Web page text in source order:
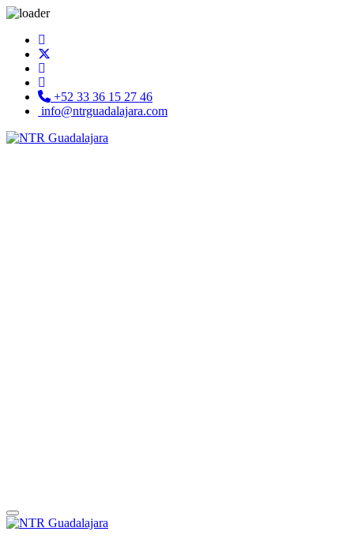
+52 33 36 15 27 46
info@ntrguadalajara.com